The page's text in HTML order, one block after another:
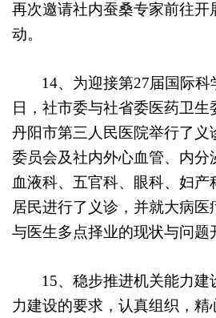
再次邀请社内蚕桑专家前往开
动。
14、为迎接第27届国际
日，社市委与社省委医药卫
丹阳市第三人民医院举行了义
委员会及社内外心血管、内分
血液科、五官科、眼科、妇
居民进行了义诊，并就大病
与医生多点择业的现状与问题
15、稳步推进机关能力建
力建设的要求，认真组织，精